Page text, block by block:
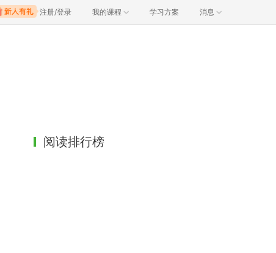
注册/登录 我的课程 学习方案 消息
阅读排行榜